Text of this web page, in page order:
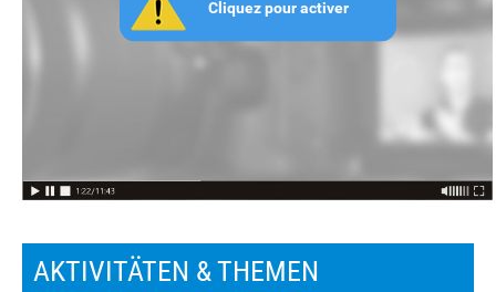
AKTIVITÄTEN & THEMEN